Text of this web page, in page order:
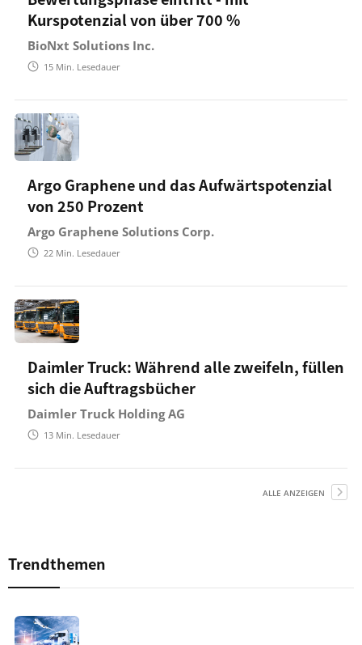
Kurspotenzial von über 700 %
BioNxt Solutions Inc.
15 Min. Lesedauer
Argo Graphene und das Aufwärtspotenzial
von 250 Prozent
Argo Graphene Solutions Corp.
22 Min. Lesedauer
Daimler Truck: Während alle zweifeln, füllen
sich die Auftragsbücher
Daimler Truck Holding AG
13 Min. Lesedauer
ALLE ANZEIGEN
Trendthemen